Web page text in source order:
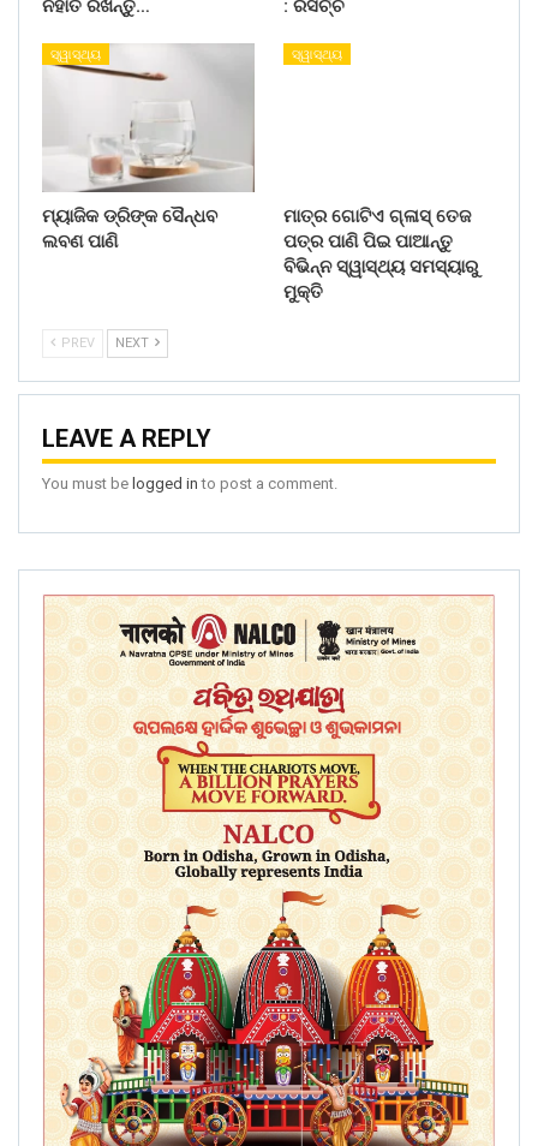
ନିହାତି ରଖନ୍ତୁ…
: ରିସର୍ଚ୍ଚ
ସ୍ୱାସ୍ଥ୍ୟ
ମ୍ୟାଜିକ ଡ୍ରିଙ୍କ ସୈନ୍ଧବ
ଲବଣ ପାଣି
ସ୍ୱାସ୍ଥ୍ୟ
ମାତ୍ର ଗୋଟିଏ ଗ୍ଳାସ୍ ତେଜ
ପତ୍ର ପାଣି ପିଇ ପାଆନ୍ତୁ
ବିଭିନ୍ନ ସ୍ୱାସ୍ଥ୍ୟ ସମସ୍ୟାରୁ
ମୁକ୍ତି
PREV NEXT
LEAVE A REPLY
You must be logged in to post a comment.